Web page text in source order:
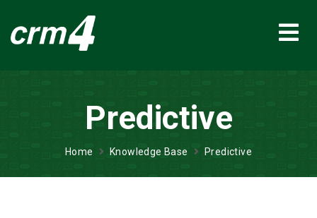
Predictive
Home Knowledge Base Predictive